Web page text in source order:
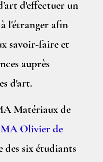
d'effectuer un
l'étranger afin
savoir-faire et
auprès
d'art.
Matériaux de
Olivier de
des six étudiants